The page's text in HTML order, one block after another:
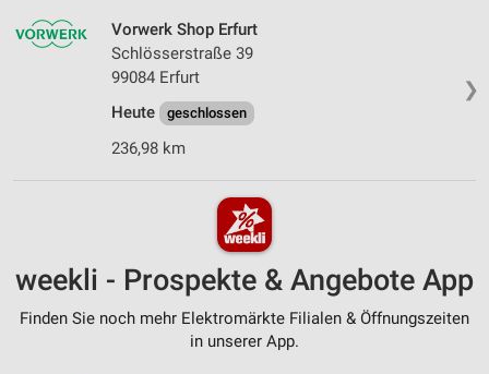
❯
Vorwerk Shop Erfurt
Schlösserstraße 39
99084 Erfurt
Heute
geschlossen
236,98 km
weekli - Prospekte & Angebote App
Finden Sie noch mehr Elektromärkte Filialen & Öffnungszeiten
in unserer App.